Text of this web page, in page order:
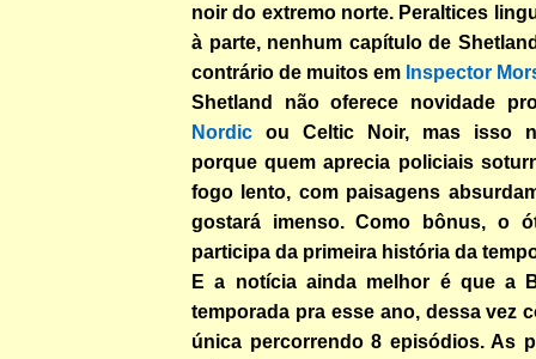
noir do extremo norte. Peraltices
à parte, nenhum capítulo de
contrário de muitos em Inspector
Shetland não oferece novidade
Nordic ou Celtic Noir, mas isso
porque quem aprecia policiais
fogo lento, com paisagens
gostará imenso. Como bônus, o
participa da primeira história da
E a notícia ainda melhor é que a
temporada pra esse ano, dessa vez
única percorrendo 8 episódios. As